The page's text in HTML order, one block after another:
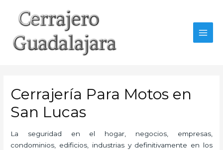
contenido
Cerrajería Para Motos en
San Lucas
La seguridad en el hogar, negocios, empresas,
condominios, edificios, industrias y definitivamente en los